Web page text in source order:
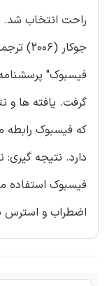
جوکار
فیسبوک"
گرفت. یافته ها و
که فیسبوک رابطه
دارد. نتیجه
فیسبوک استفاده
اضطراب و استرس